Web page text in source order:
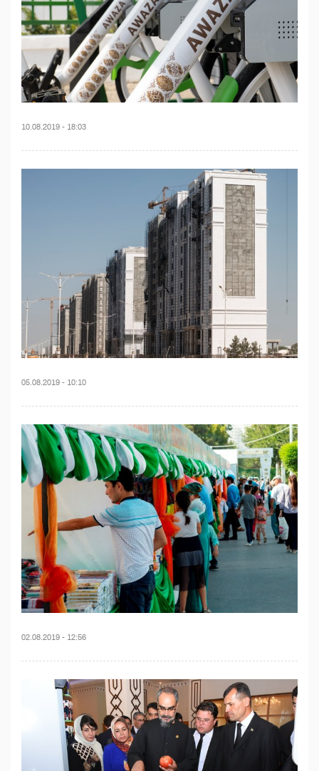
10.08.2019 - 18:03
05.08.2019 - 10:10
02.08.2019 - 12:56